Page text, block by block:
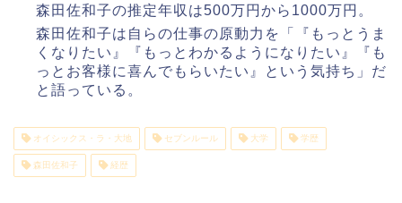
森田佐和子の推定年収は500万円から1000万円。
森田佐和子は自らの仕事の原動力を「『もっとうま
くなりたい』『もっとわかるようになりたい』『も
っとお客様に喜んでもらいたい』という気持ち」だ
と語っている。
オイシックス・ラ・大地 セブンルール 大学 学歴
森田佐和子 経歴